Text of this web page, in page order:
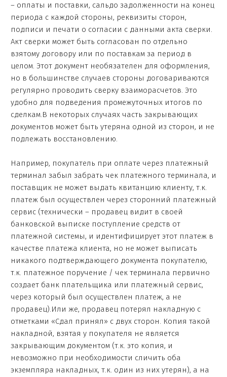
– оплаты и поставки, сальдо задолженности на конец
периода с каждой стороны, реквизиты сторон,
подписи и печати о согласии с данными акта сверки.
Акт сверки может быть согласован по отдельно
взятому договору или по поставкам за период в
целом. Этот документ необязателен для оформления,
но в большинстве случаев стороны договариваются
регулярно проводить сверку взаиморасчетов. Это
удобно для подведения промежуточных итогов по
сделкам.В некоторых случаях часть закрывающих
документов может быть утеряна одной из сторон, и не
подлежать восстановлению.
Например, покупатель при оплате через платежный
терминал забыл забрать чек платежного терминала, и
поставщик не может выдать квитанцию клиенту, т.к.
платеж был осуществлен через сторонний платежный
сервис (технически – продавец видит в своей
банковской выписке поступление средств от
платежной системы, и идентифицирует этот платеж в
качестве платежа клиента, но не может выписать
никакого подтверждающего документа покупателю,
т.к. платежное поручение / чек терминала первично
создает банк плательщика или платежный сервис,
через который был осуществлен платеж, а не
продавец).Или же, продавец потерял накладную с
отметками «Сдал принял» с двух сторон. Копия такой
накладной, взятая у покупателя не является
закрывающим документом (т.к. это копия, и
невозможно при необходимости сличить оба
экземпляра накладных, т.к. один из них утерян), а на